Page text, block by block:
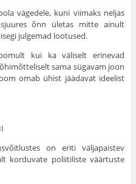
vägedele, kuni viimaks neljas
õnn ületas mitte ainult
julgemad lootused.
kui ka väliselt erinevad
sama sügavam joon
omab ühist jäädavat ideelist
on eriti väljapaistev
kordu­vate poliitiliste väärtuste